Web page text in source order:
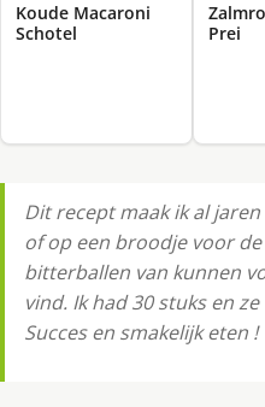
Koude Macaroni
Schotel
Prei
Dit recept maak ik al
of op een broodje voor
bitterballen van kunnen
vind. Ik had 30 stuks en
Succes en smakelijk eten !